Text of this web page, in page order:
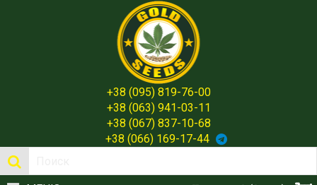
+38 (095) 819-76-00
+38 (063) 941-03-11
+38 (067) 837-10-68
+38 (066) 169-17-44